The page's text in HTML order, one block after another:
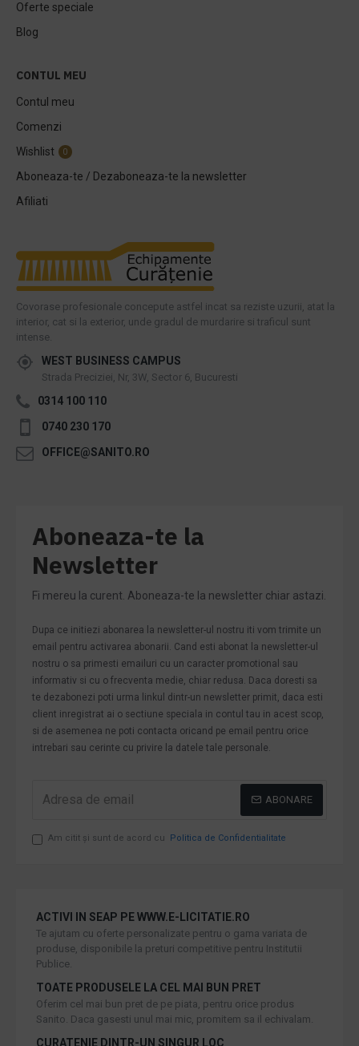
Oferte speciale
Blog
CONTUL MEU
Contul meu
Comenzi
Wishlist
0
Aboneaza-te / Dezaboneaza-te la newsletter
Afiliati
Covorase profesionale concepute astfel incat sa reziste uzurii, atat la
interior, cat si la exterior, unde gradul de murdarire si traficul sunt
intense.
WEST BUSINESS CAMPUS
Strada Preciziei, Nr, 3W, Sector 6, Bucuresti
0314 100 110
0740 230 170
OFFICE@SANITO.RO
Aboneaza-te la
Newsletter
Fi mereu la curent. Aboneaza-te la newsletter chiar astazi.
Dupa ce initiezi abonarea la newsletter-ul nostru iti vom trimite un
email pentru activarea abonarii. Cand esti abonat la newsletter-ul
nostru o sa primesti emailuri cu un caracter promotional sau
informativ si cu o frecventa medie, chiar redusa. Daca doresti sa
te dezabonezi poti urma linkul dintr-un newsletter primit, daca esti
client inregistrat ai o sectiune speciala in contul tau in acest scop,
si de asemenea ne poti contacta oricand pe email pentru orice
intrebari sau cerinte cu privire la datele tale personale.
ABONARE
Am citit şi sunt de acord cu Politica de Confidentialitate
ACTIVI IN SEAP PE WWW.E-LICITATIE.RO
Te ajutam cu oferte personalizate pentru o gama variata de
produse, disponibile la preturi competitive pentru Institutii
Publice.
TOATE PRODUSELE LA CEL MAI BUN PRET
Oferim cel mai bun pret de pe piata, pentru orice produs
Sanito. Daca gasesti unul mai mic, promitem sa il echivalam.
CURATENIE DINTR-UN SINGUR LOC